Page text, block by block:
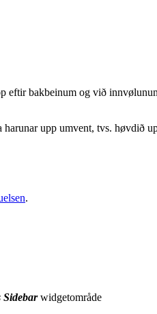
eftir bakbeinum og við
upp umvent, tvs. høvdið
.
Sidebarwidgetområde